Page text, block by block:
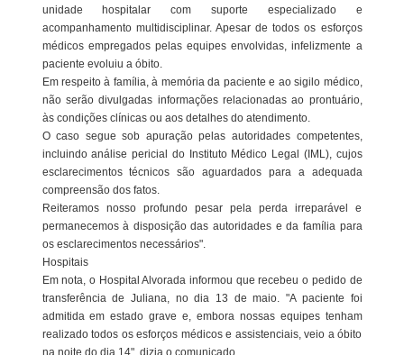
unidade hospitalar com suporte especializado e
acompanhamento multidisciplinar. Apesar de todos os esforços
médicos empregados pelas equipes envolvidas, infelizmente a
paciente evoluiu a óbito.
Em respeito à família, à memória da paciente e ao sigilo médico,
não serão divulgadas informações relacionadas ao prontuário,
às condições clínicas ou aos detalhes do atendimento.
O caso segue sob apuração pelas autoridades competentes,
incluindo análise pericial do Instituto Médico Legal (IML), cujos
esclarecimentos técnicos são aguardados para a adequada
compreensão dos fatos.
Reiteramos nosso profundo pesar pela perda irreparável e
permanecemos à disposição das autoridades e da família para
os esclarecimentos necessários".
Hospitais
Em nota, o Hospital Alvorada informou que recebeu o pedido de
transferência de Juliana, no dia 13 de maio. "A paciente foi
admitida em estado grave e, embora nossas equipes tenham
realizado todos os esforços médicos e assistenciais, veio a óbito